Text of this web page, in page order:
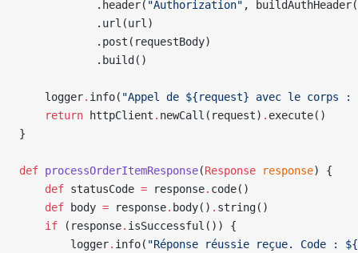
            .header(
"Authorization" ,
            .url(url)
            .post(requestBody)
            .build()
    logger
. info( "Appel de ${request} avec le corps
    return
httpClient . newCall(request) . execute()
}
def processOrderItemResponse(Response response) {
    def
statusCode = response. code()
    def
body = response. body() . string()
    if
(response. isSuccessful()) {
        logger
. info( "Réponse réussie reçue. Code :